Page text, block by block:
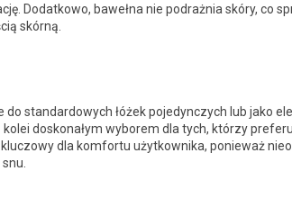
Dodatkowo, bawełna nie podrażnia skóry, co
skórną.
standardowych łóżek pojedynczych lub jako
doskonałym wyborem dla tych, którzy
dla komfortu użytkownika, ponieważ